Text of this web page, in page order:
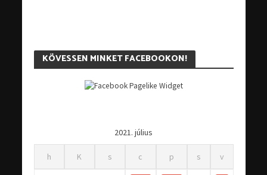
KÖVESSEN MINKET FACEBOOKON!
2021. július
h K s c p s v